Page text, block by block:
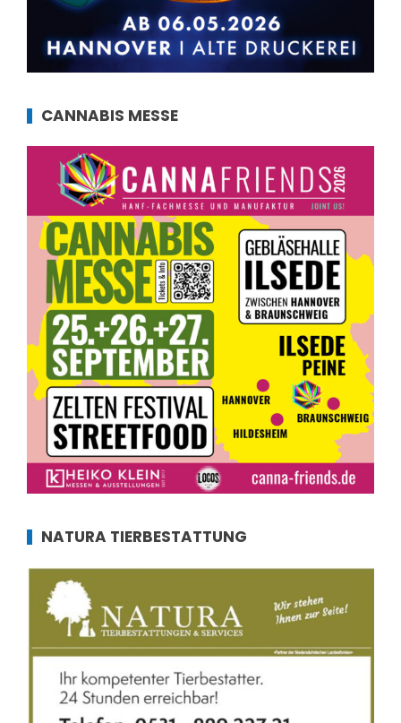
CANNABIS MESSE
NATURA TIERBESTATTUNG